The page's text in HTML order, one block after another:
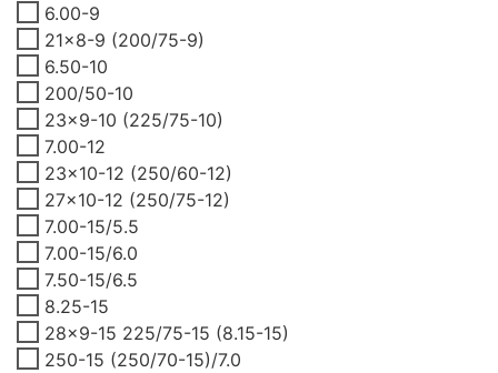
6.00-9
21x8-9 (200/75-9)
6.50-10
200/50-10
23x9-10 (225/75-10)
7.00-12
23x10-12 (250/60-12)
27x10-12 (250/75-12)
7.00-15/5.5
7.00-15/6.0
7.50-15/6.5
8.25-15
28x9-15 225/75-15 (8.15-15)
250-15 (250/70-15)/7.0